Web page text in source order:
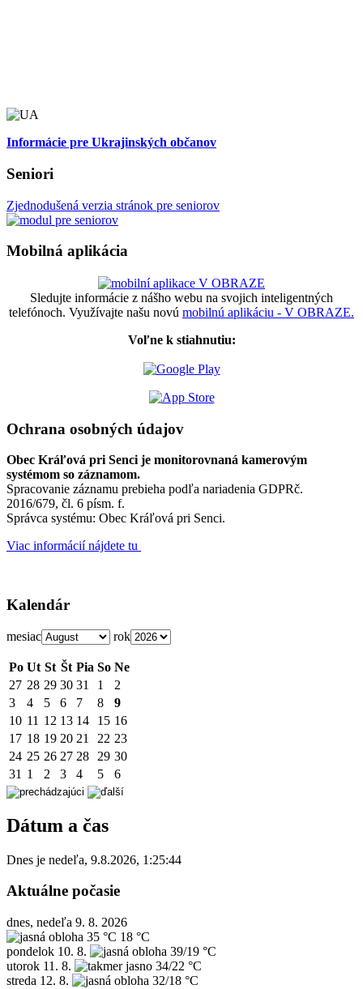
Informácie pre Ukrajinských občanov
Seniori
Zjednodušená verzia stránok pre seniorov
Mobilná aplikácia
Sledujte informácie z nášho webu na svojich inteligentných
telefónoch. Využívajte našu novú mobilnú aplikáciu - V OBRAZE.
Voľne k stiahnutiu:
Ochrana osobných údajov
Obec Kráľová pri Senci je monitorovnaná kamerovým
systémom so záznamom.
Spracovanie záznamu prebieha podľa nariadenia GDPRč.
2016/679, čl. 6 písm. f.
Správca systému: Obec Kráľová pri Senci.
Viac informácií nájdete tu
Kalendár
mesiac rok
Po Ut St Št Pia So Ne
27 28 29 30 31 1
2
3
4 5 6 7 8
9
10 11 12 13 14 15 16
17 18 19 20 21 22 23
24 25 26 27 28 29 30
31 1 2 3 4 5 6
Dátum a čas
Dnes je nedeľa, 9.8.2026, 1:25:44
Aktuálne počasie
dnes, nedeľa 9. 8. 2026
35 °C 18 °C
pondelok 10. 8.
39/19 °C
utorok 11. 8.
34/22 °C
streda 12. 8. 32/18 °C